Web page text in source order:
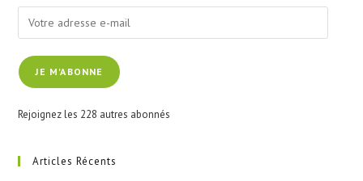
Votre
adresse
e-
mailJE M'ABONNE
Rejoignez les 228 autres abonnés
Articles Récents